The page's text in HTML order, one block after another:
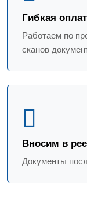
Гибкая
Работаем по
сканов
Вносим в
Документы